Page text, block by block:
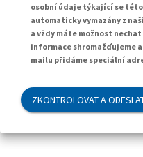
osobní údaje týkající se této
automaticky vymazány z
a vždy máte možnost
informace shromažďujeme
mailu přidáme speciální
ZKONTROLOVAT A